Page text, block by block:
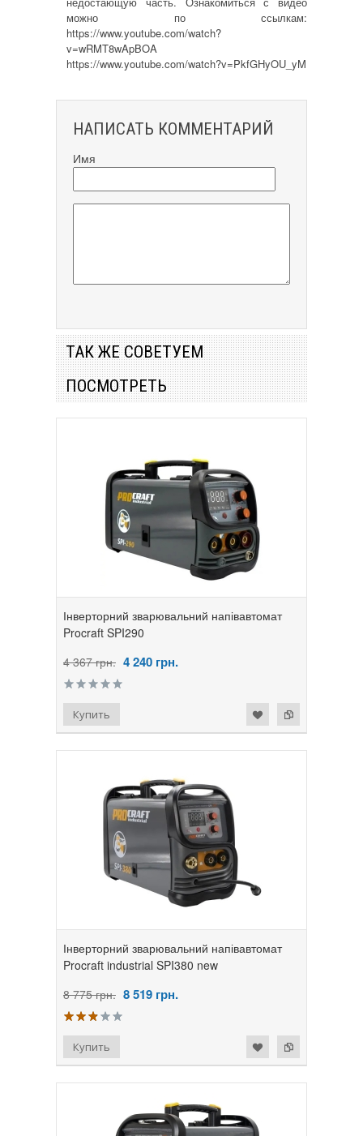
можно по ссылкам:
https://www.youtube.com/watch?
v=wRMT8wApBOA
https://www.youtube.com/watch?v=PkfGHyOU_yM
НАПИСАТЬ КОММЕНТАРИЙ
Имя
ТАК ЖЕ СОВЕТУЕМ
ПОСМОТРЕТЬ
Інверторний зварювальний напівавтомат
Procraft SPI290
4 367 грн. 4 240 грн.
Інверторний зварювальний напівавтомат
Procraft industrial SPI380 new
8 775 грн. 8 519 грн.